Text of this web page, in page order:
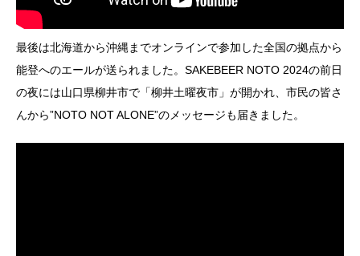
最後は北海道から沖縄までオンラインで参加した全国の拠点から
能登へのエールが送られました。SAKEBEER NOTO 2024の前日
の夜には山口県柳井市で「柳井土曜夜市」が開かれ、市民の皆さ
んから”NOTO NOT ALONE”のメッセージも届きました。